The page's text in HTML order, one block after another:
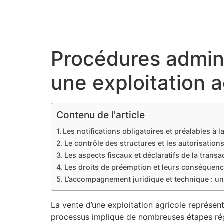
Procédures
une exploitation
Contenu de l'article
Les notifications obligatoires et préalables à
Le contrôle des structures et les
Les aspects fiscaux et déclaratifs de la
Les droits de préemption et leurs
L’accompagnement juridique et technique :
La vente d’une exploitation agricole
processus implique de nombreuses étapes